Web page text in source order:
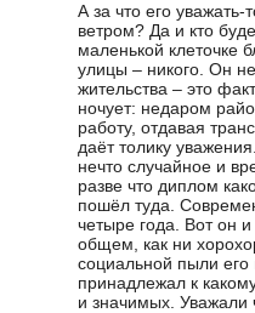
А за что его
ветром? Да и кто
маленькой клеточке
улицы – никого. Он
жительства – это
ночует: недаром
работу, отдавая
даёт толику
нечто случайное и
разве что диплом
пошёл туда.
четыре года. Вот он
общем, как ни
социальной пыли его
принадлежал к
и значимых. Уважали